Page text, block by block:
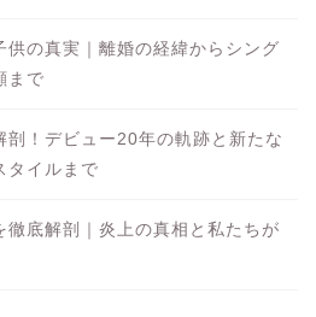
供の真実｜離婚の経緯からシング
まで
剖！デビュー20年の軌跡と新たな
タイルまで
徹底解剖｜炎上の真相と私たちが